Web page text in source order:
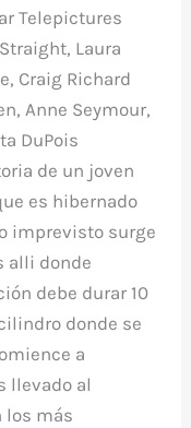
Telepictures
Laura
Craig Richard
Anne Seymour,
DuPois
de un joven
es hibernado
imprevisto surge
alli donde
debe durar 10
donde se
a
llevado al
los más